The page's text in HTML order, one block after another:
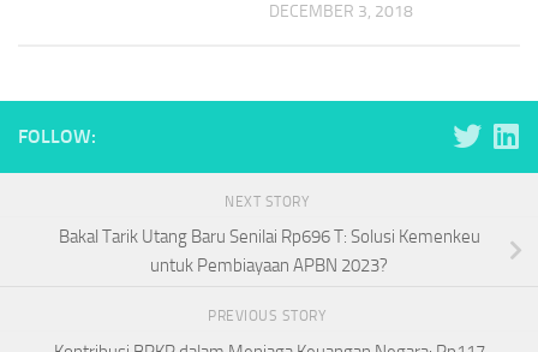
DECEMBER 3, 2018
FOLLOW:
NEXT STORY
Bakal Tarik Utang Baru Senilai Rp696 T: Solusi Kemenkeu
untuk Pembiayaan APBN 2023?
PREVIOUS STORY